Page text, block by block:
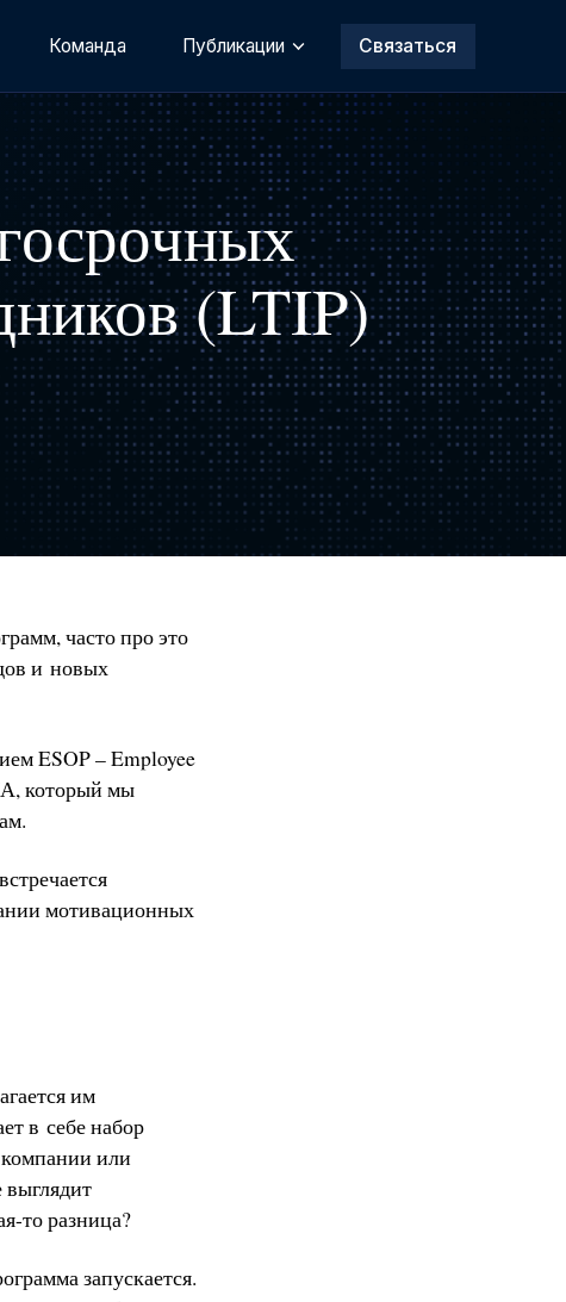
Команда Публикации Связаться
(LTIP)
часто про это
и новых
ESOP – Employee
который мы
мотивационных
им
в себе набор
или
то разница?
запускается.